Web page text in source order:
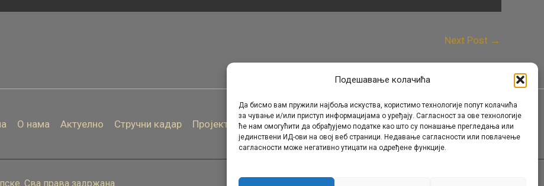
Подешавање колачића
Да бисмо вам пружили најбоља искуства, користимо технологије попут колачића
за чување и/или приступ информацијама о уређају. Сагласност за ове технологије
ће нам омогућити да обрађујемо податке као што су понашање прегледања или
јединствени ИД-ови на овој веб страници. Недавање сагласности или повлачење
сагласности може негативно утицати на одређене функције.
Next Post →
О нама Актуелно Стручни кадар Пројекти Архива Контакт
Сва права задржана